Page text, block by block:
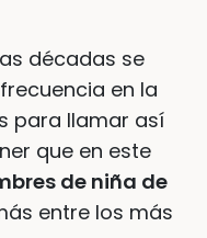
décadas se
en la
para llamar así
que en este
de niña de
entre los más